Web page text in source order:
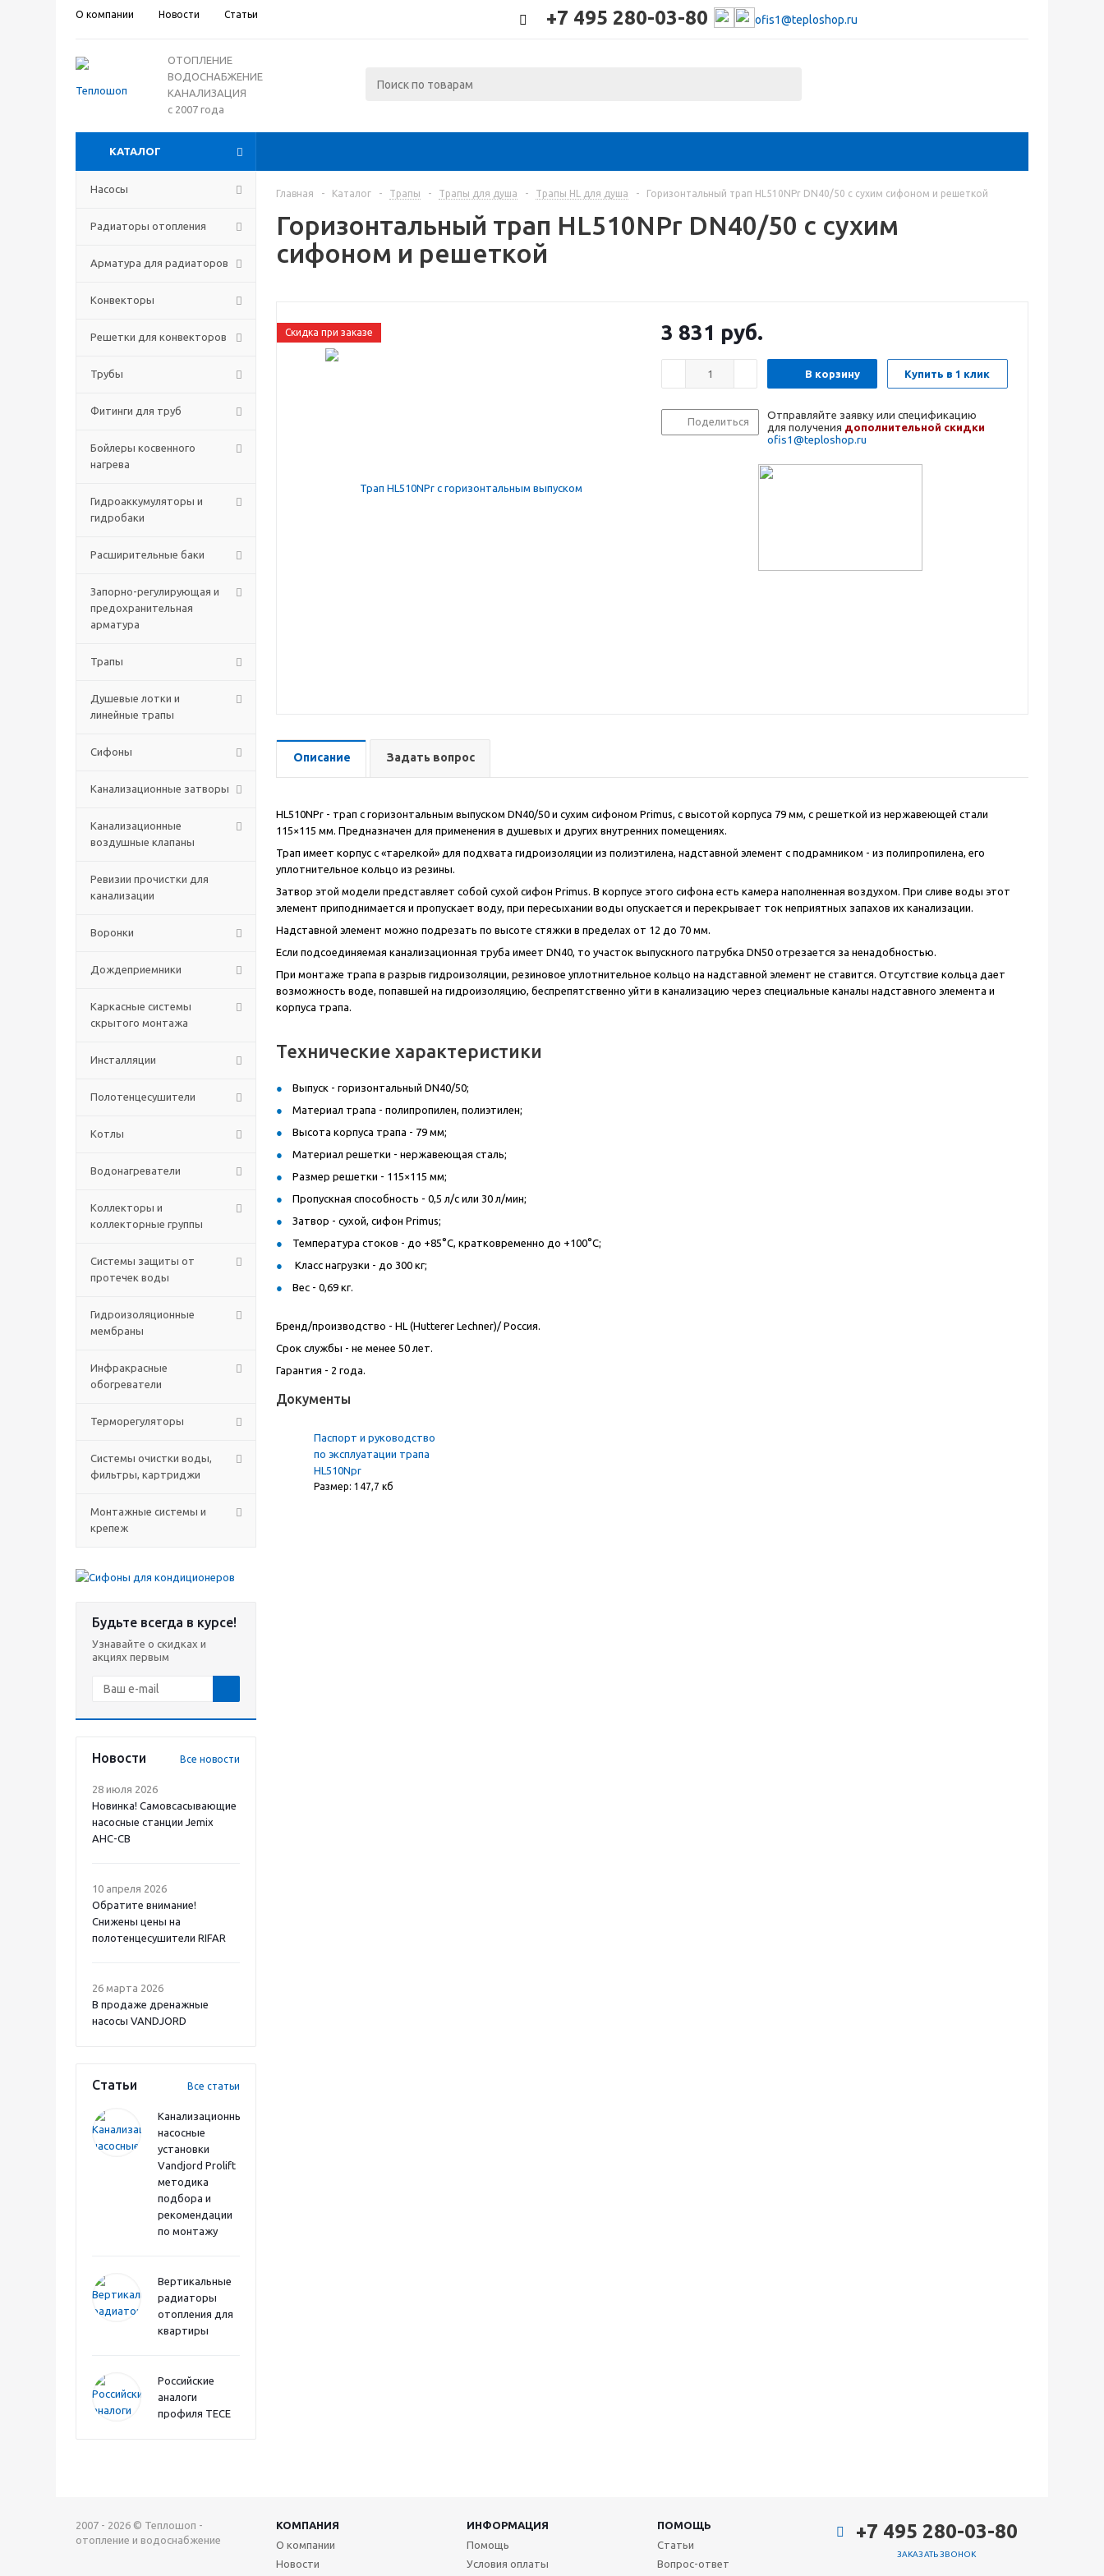
О компании Новости Статьи +7 495 280-03-80 ofis1@teploshop.ru
ОТОПЛЕНИЕ
ВОДОСНАБЖЕНИЕ
КАНАЛИЗАЦИЯ
с 2007 года
КАТАЛОГ
Насосы
Радиаторы отопления
Арматура для радиаторов
Конвекторы
Решетки для конвекторов
Трубы
Фитинги для труб
Бойлеры косвенного
нагрева
Гидроаккумуляторы и
гидробаки
Расширительные баки
Запорно-регулирующая и
предохранительная
арматура
Трапы
Душевые лотки и
линейные трапы
Сифоны
Канализационные затворы
Канализационные
воздушные клапаны
Ревизии прочистки для
канализации
Воронки
Дождеприемники
Каркасные системы
скрытого монтажа
Инсталляции
Полотенцесушители
Котлы
Водонагреватели
Коллекторы и
коллекторные группы
Системы защиты от
протечек воды
Гидроизоляционные
мембраны
Инфракрасные
обогреватели
Терморегуляторы
Системы очистки воды,
фильтры, картриджи
Монтажные системы и
крепеж
Будьте всегда в курсе!
Узнавайте о скидках и
акциях первым
Новости Все новости
28 июля 2026
Новинка! Самовсасывающие
насосные станции Jemix
АНС-СВ
10 апреля 2026
Обратите внимание!
Снижены цены на
полотенцесушители RIFAR
26 марта 2026
В продаже дренажные
насосы VANDJORD
Статьи Все статьи
Канализационные
насосные
установки
Vandjord Prolift
методика
подбора и
рекомендации
по монтажу
Вертикальные
радиаторы
отопления для
квартиры
Российские
аналоги
профиля TECE
Главная - Каталог - Трапы - Трапы для душа - Трапы HL для душа - Горизонтальный трап HL510NPr DN40/50 с сухим сифоном и решеткой
Горизонтальный трап HL510NPr DN40/50 с сухим
сифоном и решеткой
Скидка при заказе 3 831 руб.
В корзину Купить в 1 клик
Поделиться
Отправляйте заявку или спецификацию
для получения дополнительной скидки
ofis1@teploshop.ru
Описание Задать вопрос
HL510NPr - трап с горизонтальным выпуском DN40/50 и сухим сифоном Primus, с высотой корпуса 79 мм, с решеткой из нержавеющей стали
115×115 мм. Предназначен для применения в душевых и других внутренних помещениях.
Трап имеет корпус с «тарелкой» для подхвата гидроизоляции из полиэтилена, надставной элемент с подрамником - из полипропилена, его
уплотнительное кольцо из резины.
Затвор этой модели представляет собой сухой сифон Primus. В корпусе этого сифона есть камера наполненная воздухом. При сливе воды этот
элемент приподнимается и пропускает воду, при пересыхании воды опускается и перекрывает ток неприятных запахов их канализации.
Надставной элемент можно подрезать по высоте стяжки в пределах от 12 до 70 мм.
Если подсоединяемая канализационная труба имеет DN40, то участок выпускного патрубка DN50 отрезается за ненадобностью.
При монтаже трапа в разрыв гидроизоляции, резиновое уплотнительное кольцо на надставной элемент не ставится. Отсутствие кольца дает
возможность воде, попавшей на гидроизоляцию, беспрепятственно уйти в канализацию через специальные каналы надставного элемента и
корпуса трапа.
Технические характеристики
Выпуск - горизонтальный DN40/50;
Материал трапа - полипропилен, полиэтилен;
Высота корпуса трапа - 79 мм;
Материал решетки - нержавеющая сталь;
Размер решетки - 115×115 мм;
Пропускная способность - 0,5 л/с или 30 л/мин;
Затвор - сухой, сифон Primus;
Температура стоков - до +85°C, кратковременно до +100°C;
Класс нагрузки - до 300 кг;
Вес - 0,69 кг.
Бренд/производство - HL (Hutterer Lechner)/ Россия.
Срок службы - не менее 50 лет.
Гарантия - 2 года.
Документы
Паспорт и руководство
по эксплуатации трапа
HL510Npr
Размер: 147,7 кб
2007 - 2026 © Теплошоп -
отопление и водоснабжение
КОМПАНИЯ ИНФОРМАЦИЯ
ПОМОЩЬ
О компании
Новости
Помощь
Условия оплаты
Статьи
Вопрос-ответ
+7 495 280-03-80
ЗАКАЗАТЬ ЗВОНОК